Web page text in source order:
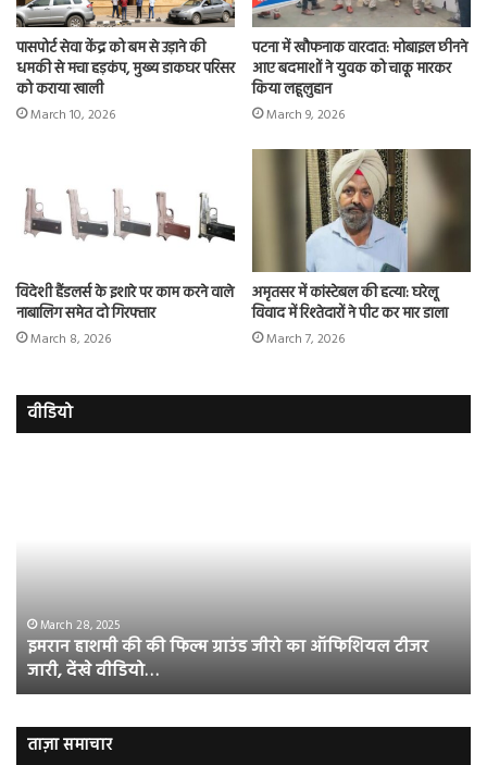
पासपोर्ट सेवा केंद्र को बम से उड़ाने की
धमकी से मचा हड़कंप, मुख्य डाकघर परिसर
को कराया खाली
March 10, 2026
पटना में खौफनाक वारदात: मोबाइल छीनने
आए बदमाशों ने युवक को चाकू मारकर
किया लहूलुहान
March 9, 2026
विदेशी हैंडलर्स के इशारे पर काम करने वाले
नाबालिग समेत दो गिरफ्तार
March 8, 2026
अमृतसर में कांस्टेबल की हत्या: घरेलू
विवाद में रिश्तेदारों ने पीट कर मार डाला
March 7, 2026
वीडियो
का
ऑफिशियल
टीजर
जारी,
वीडियो…
March 28, 2025
इमरान हाशमी की की फिल्म ग्राउंड जीरो का ऑफिशियल टीजर
जारी, देंखे वीडियो…
ताज़ा समाचार